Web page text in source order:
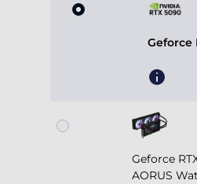
Geforce
Geforce
AORUS